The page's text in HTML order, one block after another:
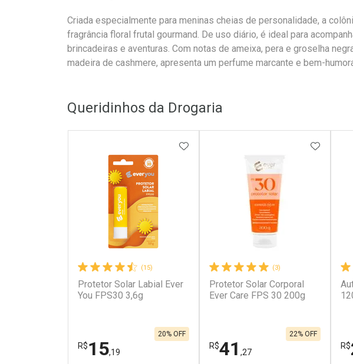
Criada especialmente para meninas cheias de personalidade, a
fragrância floral frutal gourmand. De uso diário, é ideal para
brincadeiras e aventuras. Com notas de ameixa, pera e groselha
madeira de cashmere, apresenta um perfume marcante e bem-
Queridinhos da Drogaria
(15)
Protetor Solar Labial Ever
You FPS30 3,6g
R$15,19
20% OFF
ADICIONAR AOS FAVORITOS
(3)
Protetor Solar Corporal
Ever Care FPS 30 200g
R$41 ,27
22% OFF
R$